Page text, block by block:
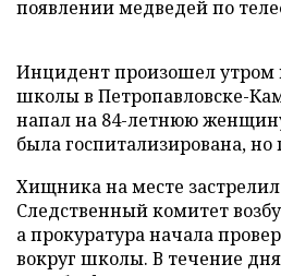
появлении медведей по
Инцидент произошел утром
школы в Петропавловске-
напал на 84-летнюю
была госпитализирована, но
Хищника на месте
Следственный комитет
а прокуратура начала
вокруг школы. В течение